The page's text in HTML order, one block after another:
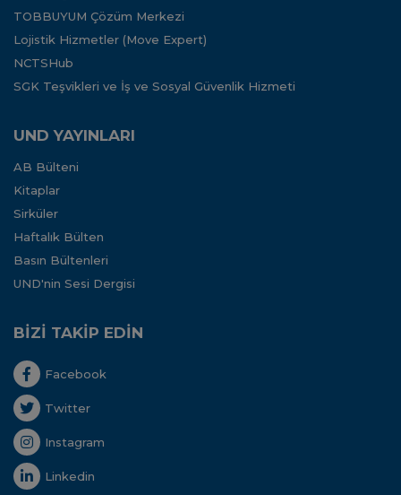
TOBBUYUM Çözüm Merkezi
Lojistik Hizmetler (Move Expert)
NCTSHub
SGK Teşvikleri ve İş ve Sosyal Güvenlik Hizmeti
UND YAYINLARI
AB Bülteni
Kitaplar
Sirküler
Haftalık Bülten
Basın Bültenleri
UND'nin Sesi Dergisi
BİZİ TAKİP EDİN
Facebook
Twitter
Instagram
Linkedin